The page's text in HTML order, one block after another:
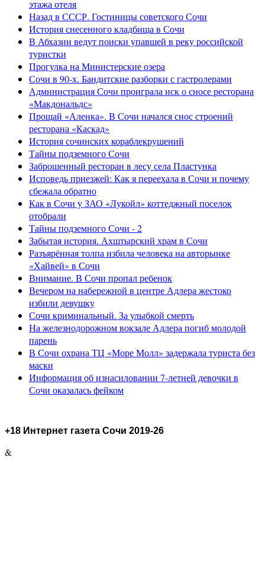
этажа отеля
Назад в СССР. Гостиницы советского Сочи
История снесенного кладбища в Сочи
В Абхазии ведут поиски упавшей в реку российской
туристки
Прогулка на Министерские озера
Сочи в 90-х. Бандитские разборки с гастролерами
Администрация Сочи проиграла иск о сносе ресторана
«Макдональдс»
Прощай «Аленка». В Сочи начался снос строений
ресторана «Каскад»
История сочинских кораблекрушений
Тайны подземного Сочи
Заброшенный ресторан в лесу села Пластунка
Исповедь приезжей: Как я переехала в Сочи и почему
сбежала обратно
Как в Сочи у ЗАО «Лукойл» коттеджный поселок
отобрали
Тайны подземного Сочи - 2
Забытая история. Ахштырский храм в Сочи
Разъярённая толпа избила человека на авторынке
«Хайвей» в Сочи
Внимание. В Сочи пропал ребенок
Вечером на набережной в центре Адлера жестоко
избили девушку
Сочи криминальный. За улыбкой смерть
На железнодорожном вокзале Адлера погиб молодой
парень
В Сочи охрана ТЦ «Море Молл» задержала туриста без
маски
Информация об изнасиловании 7-летней девочки в
Сочи оказалась фейком
+18 Интернет газета Сочи 2019-26
&